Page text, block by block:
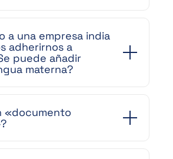
a una empresa india
adherirnos a
puede añadir
materna?
«documento